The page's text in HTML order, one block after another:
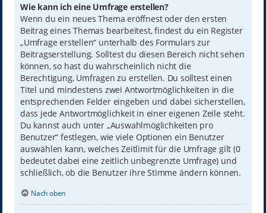
Wie kann ich eine Umfrage erstellen?
Wenn du ein neues Thema eröffnest oder den ersten
Beitrag eines Themas bearbeitest, findest du ein Register
„Umfrage erstellen“ unterhalb des Formulars zur
Beitragserstellung. Solltest du diesen Bereich nicht sehen
können, so hast du wahrscheinlich nicht die
Berechtigung, Umfragen zu erstellen. Du solltest einen
Titel und mindestens zwei Antwortmöglichkeiten in die
entsprechenden Felder eingeben und dabei sicherstellen,
dass jede Antwortmöglichkeit in einer eigenen Zeile steht.
Du kannst auch unter „Auswahlmöglichkeiten pro
Benutzer“ festlegen, wie viele Optionen ein Benutzer
auswählen kann, welches Zeitlimit für die Umfrage gilt (0
bedeutet dabei eine zeitlich unbegrenzte Umfrage) und
schließlich, ob die Benutzer ihre Stimme ändern können.
Nach oben